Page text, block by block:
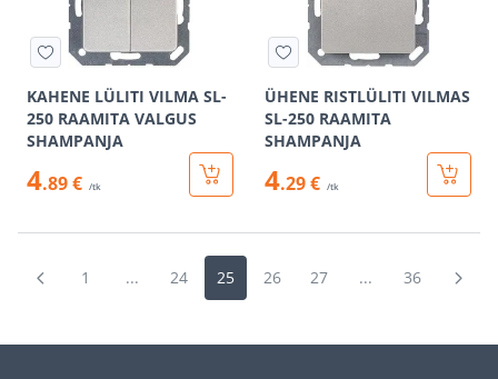
KAHENE LÜLITI VILMA SL-
250 RAAMITA VALGUS
SHAMPANJA
4.89 € /tk
ÜHENE RISTLÜLITI VILMAS
SL-250 RAAMITA
SHAMPANJA
4.29 € /tk
1 ... 24 25 26 27 ... 36